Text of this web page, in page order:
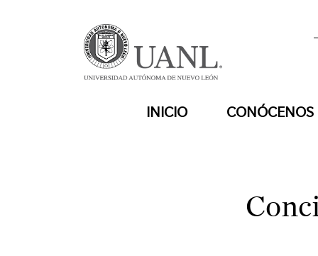
INICIO CONÓCENOS